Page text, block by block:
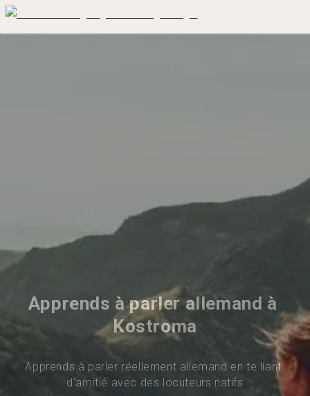
Apprends à parler allemand à
Kostroma
Apprends à parler réellement allemand en te liant
d'amitié avec des locuteurs natifs